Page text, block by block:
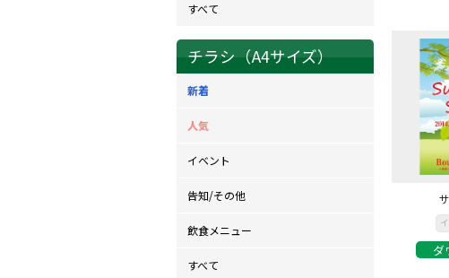
ダ
すべて
チラシ（A4サイズ）
新着
人気
イベント
告知/その他
飲食メニュー
すべて